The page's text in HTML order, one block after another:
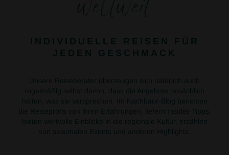
INDIVIDUELLE REISEN FÜR
JEDEN GESCHMACK
Unsere Reiseberater überzeugen sich natürlich auch
regelmäßig selbst davon, dass die Angebote tatsächlich
halten, was sie versprechen. Im Nachbaur-Blog berichten
die Reiseprofis von ihren Erfahrungen, liefern Insider-Tipps,
bieten wertvolle Einblicke in die regionale Kultur, erzählen
von saisonalen Events und anderen Highlights.